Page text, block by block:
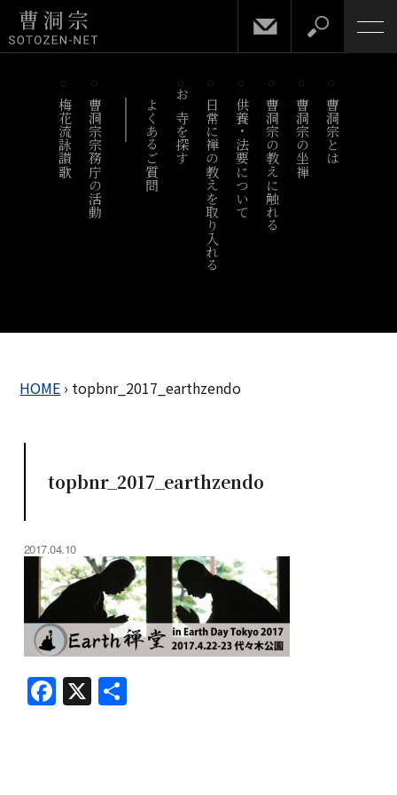
梅花流詠讃歌 曹洞宗宗務庁の活動 よくあるご質問 お寺を探す 日常に禅の教えを取り入れる供養・法要について曹洞宗の教えに触れる 曹洞宗の坐禅 曹洞宗とは
HOME › topbnr_2017_earthzendo
topbnr_2017_earthzendo
2017.04.10
F
a
X 共